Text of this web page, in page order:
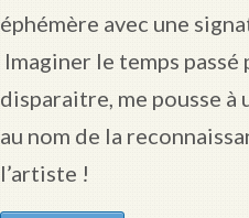
éphémère avec une
Imaginer le temps
disparaitre, me pousse
au nom de la
l’artiste !